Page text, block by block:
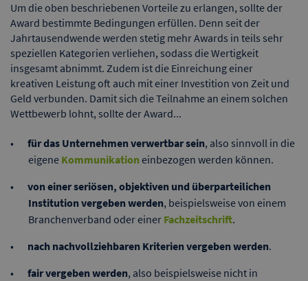
Um die oben beschriebenen Vorteile zu erlangen, sollte der
Award bestimmte Bedingungen erfüllen. Denn seit der
Jahrtausendwende werden stetig mehr Awards in teils sehr
speziellen Kategorien verliehen, sodass die Wertigkeit
insgesamt abnimmt. Zudem ist die Einreichung einer
kreativen Leistung oft auch mit einer Investition von Zeit und
Geld verbunden. Damit sich die Teilnahme an einem solchen
Wettbewerb lohnt, sollte der Award...
für das Unternehmen verwertbar sein, also sinnvoll in die
eigene Kommunikation einbezogen werden können.
von einer seriösen, objektiven und überparteilichen
Institution vergeben werden, beispielsweise von einem
Branchenverband oder einer Fachzeitschrift.
nach nachvollziehbaren Kriterien vergeben werden.
fair vergeben werden, also beispielsweise nicht in